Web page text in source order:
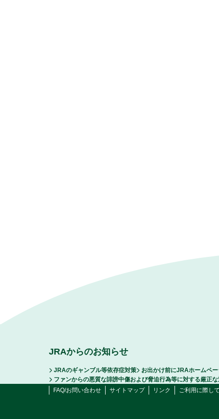
JRAからのお知らせ
JRAのギャンブル等依存症対策
お出かけ前にJRAホームペ
ファンからの悪質な誹謗中傷および脅迫行為等に対する厳正
FAQ/お問い合わせ
サイトマップ リンク ご利用に際し